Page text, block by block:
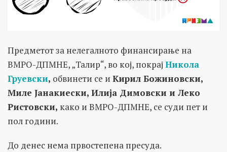
Предметот за нелегалното финансирање на
ВМРО-ДПМНЕ, „Талир“, во кој, покрај Никола
Груевски, обвинети се и Кирил Божиновски,
Миле Јанакиески, Илија Димовски и Леко
Ристовски, како и ВМРО-ДПМНЕ, се суди пет и
пол години.
До денес нема првостепена пресуда.